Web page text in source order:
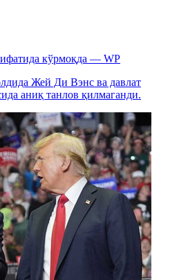
кўрмоқда — WP
Жей Ди Вэнс ва давлат
аниқ танлов қилмаганди.